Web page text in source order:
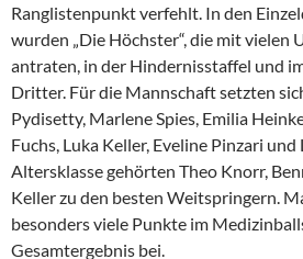
Ranglistenpunkt verfehlt. In den
wurden „Die Höchster“, die mit vielen
antraten, in der Hindernisstaffel und
Dritter. Für die Mannschaft setzten
Pydisetty, Marlene Spies, Emilia
Fuchs, Luka Keller, Eveline Pinzari
Altersklasse gehörten Theo Knorr,
Keller zu den besten Weitspringern.
besonders viele Punkte im
Gesamtergebnis bei.